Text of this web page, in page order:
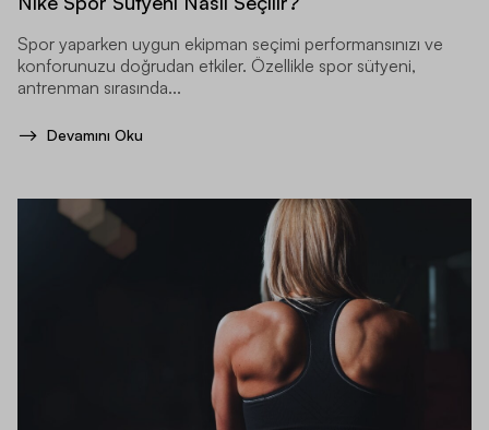
Spor yaparken uygun ekipman seçimi performansınızı ve
konforunuzu doğrudan etkiler. Özellikle spor sütyeni,
antrenman sırasında...
Devamını Oku